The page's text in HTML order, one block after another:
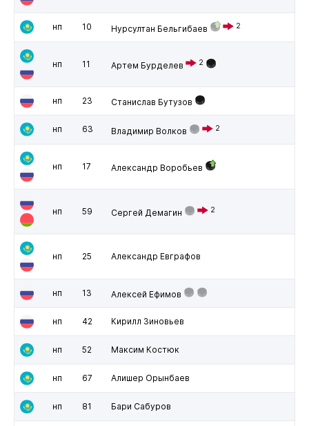
нп 10 Нурсултан Бельгибаев 2
нп 11 Артем Бурделев 2
нп 23 Станислав Бутузов
нп 63 Владимир Волков 2
нп 17 Александр Воробьев
нп 59 Сергей Демагин 2
нп 25 Александр Евграфов
нп 13 Алексей Ефимов
нп 42 Кирилл Зиновьев
нп 52 Максим Костюк
нп 67 Алишер Орынбаев
нп 81 Бари Сабуров